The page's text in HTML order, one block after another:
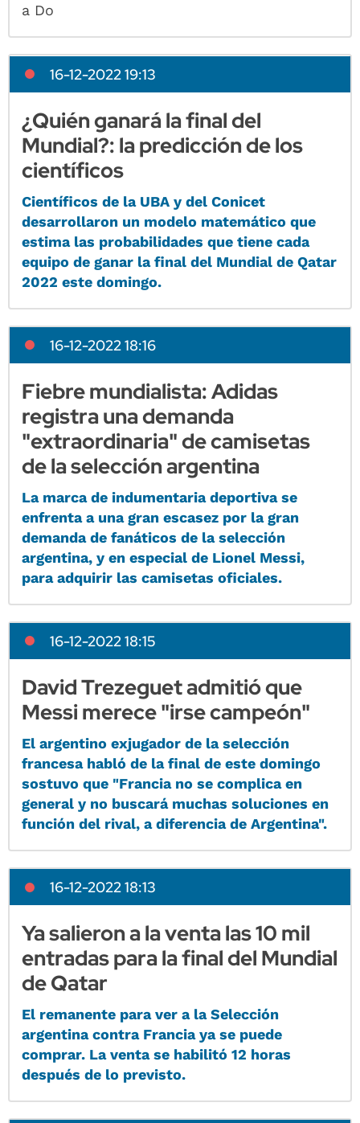
a Do
16-12-2022 19:13
¿Quién ganará la final del
Mundial?: la predicción de los
científicos
Científicos de la UBA y del Conicet
desarrollaron un modelo matemático que
estima las probabilidades que tiene cada
equipo de ganar la final del Mundial de Qatar
2022 este domingo.
16-12-2022 18:16
Fiebre mundialista: Adidas
registra una demanda
"extraordinaria" de camisetas
de la selección argentina
La marca de indumentaria deportiva se
enfrenta a una gran escasez por la gran
demanda de fanáticos de la selección
argentina, y en especial de Lionel Messi,
para adquirir las camisetas oficiales.
16-12-2022 18:15
David Trezeguet admitió que
Messi merece "irse campeón"
El argentino exjugador de la selección
francesa habló de la final de este domingo
sostuvo que "Francia no se complica en
general y no buscará muchas soluciones en
función del rival, a diferencia de Argentina".
16-12-2022 18:13
Ya salieron a la venta las 10 mil
entradas para la final del Mundial
de Qatar
El remanente para ver a la Selección
argentina contra Francia ya se puede
comprar. La venta se habilitó 12 horas
después de lo previsto.